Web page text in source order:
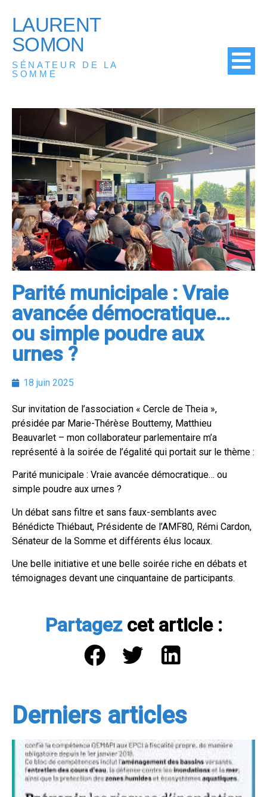
LAURENT
SOMON
SÉNATEUR DE LA
SOMME
Parité municipale : Vraie
avancée démocratique…
ou simple poudre aux
urnes ?
18 juin 2025
Sur invitation de l’association « Cercle de Theia »,
présidée par Marie-Thérèse Bouttemy, Matthieu
Beauvarlet – mon collaborateur parlementaire m’a
représenté à la soirée de l’égalité qui portait sur le thème :
Parité municipale : Vraie avancée démocratique… ou
simple poudre aux urnes ?
Un débat sans filtre et sans faux-semblants avec
Bénédicte Thiébaut, Présidente de l’AMF80, Rémi Cardon,
Sénateur de la Somme et différents élus locaux.
Une belle initiative et une belle soirée riche en débats et
témoignages devant une cinquantaine de participants.
Partagezcet article :
Derniers articles